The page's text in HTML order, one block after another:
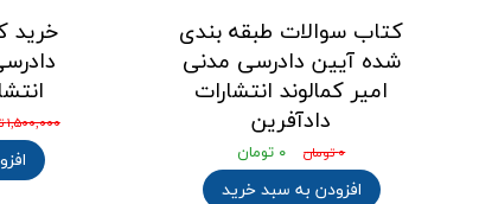
کتاب سوالات طبقه بندی
شده آیین دادرسی مدنی
امیر کمالوند انتشارات
دادآفرین
۰ تومان ۰ تومان
افزودن به سبد خرید
خرید
۱,۵۰۰,۰۰۰ تومان